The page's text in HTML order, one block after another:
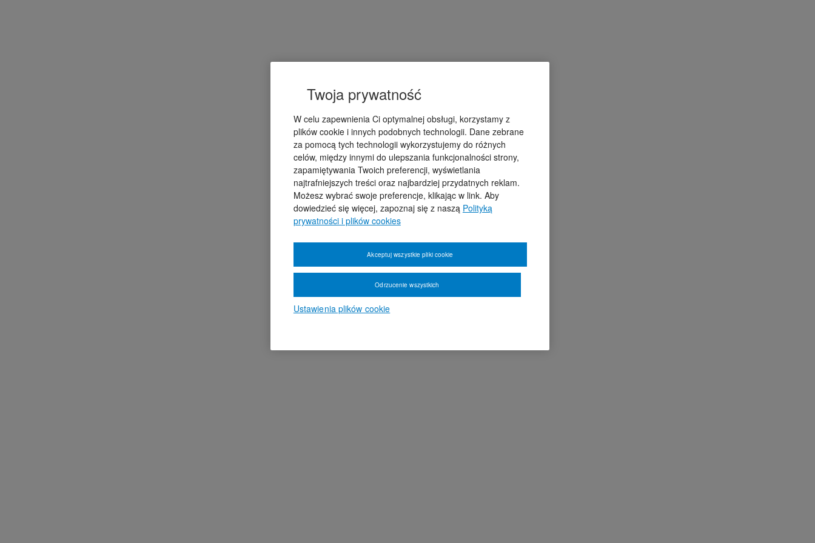
Twoja prywatność
W celu zapewnienia Ci optymalnej obsługi, korzystamy z
plików cookie i innych podobnych technologii. Dane zebrane
za pomocą tych technologii wykorzystujemy do różnych
celów, między innymi do ulepszania funkcjonalności strony,
zapamiętywania Twoich preferencji, wyświetlania
najtrafniejszych treści oraz najbardziej przydatnych reklam.
Możesz wybrać swoje preferencje, klikając w link. Aby
dowiedzieć się więcej, zapoznaj się z naszą Polityką
prywatności i plików cookies
Ustawienia plików cookie
Odrzucenie wszystkich
Akceptuj wszystkie pliki cookie